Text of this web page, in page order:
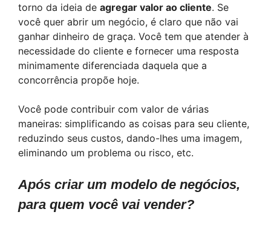
torno da ideia de agregar valor ao cliente. Se
você quer abrir um negócio, é claro que não vai
ganhar dinheiro de graça. Você tem que atender à
necessidade do cliente e fornecer uma resposta
minimamente diferenciada daquela que a
concorrência propõe hoje.
Você pode contribuir com valor de várias
maneiras: simplificando as coisas para seu cliente,
reduzindo seus custos, dando-lhes uma imagem,
eliminando um problema ou risco, etc.
Após criar um modelo de negócios,
para quem você vai vender?